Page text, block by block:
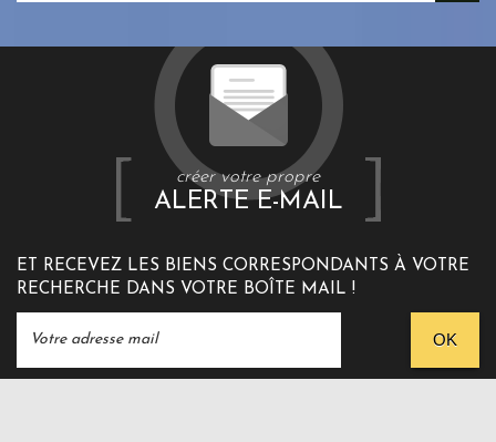
créer votre propre
ALERTE E-MAIL
ET RECEVEZ LES BIENS CORRESPONDANTS À VOTRE
RECHERCHE DANS VOTRE BOÎTE MAIL !
OK